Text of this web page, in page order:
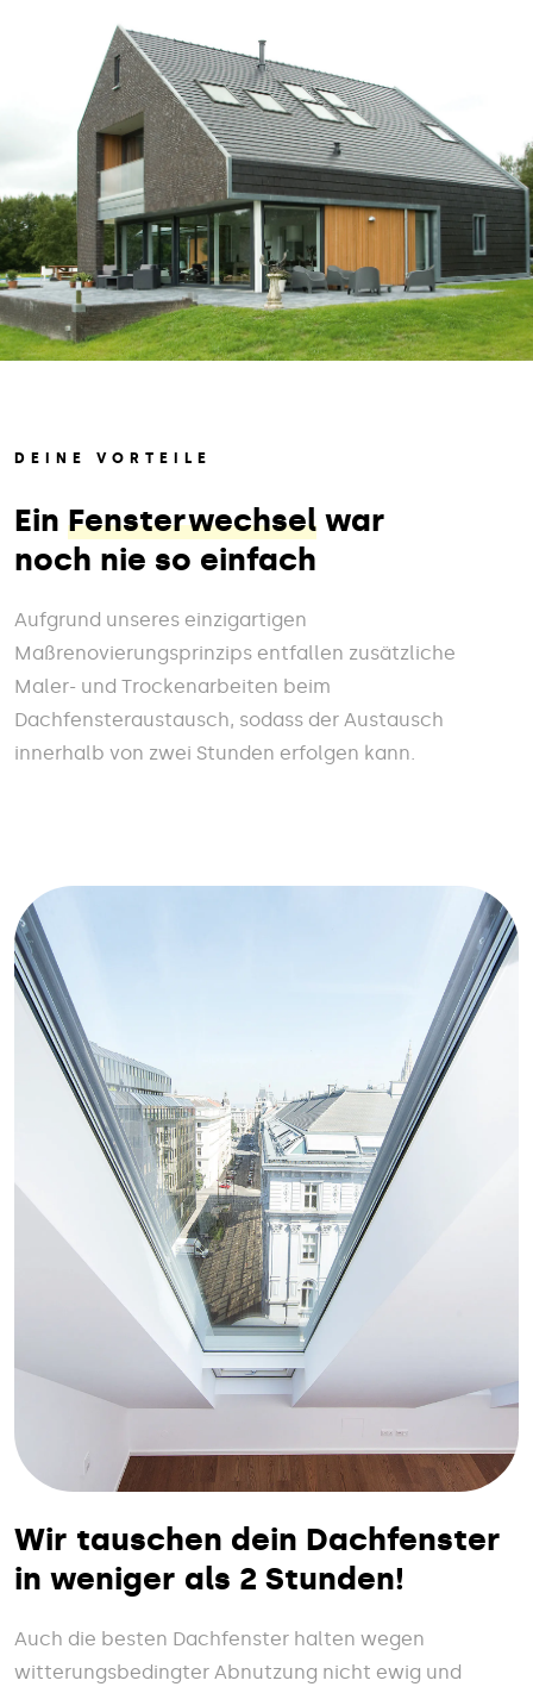
DEINE VORTEILE
Ein Fensterwechsel war
noch nie so einfach
Aufgrund unseres einzigartigen
Maßrenovierungsprinzips entfallen zusätzliche
Maler- und Trockenarbeiten beim
Dachfensteraustausch, sodass der Austausch
innerhalb von zwei Stunden erfolgen kann.
Wir tauschen dein Dachfenster
in weniger als 2 Stunden!
Auch die besten Dachfenster halten wegen
witterungsbedingter Abnutzung nicht ewig und